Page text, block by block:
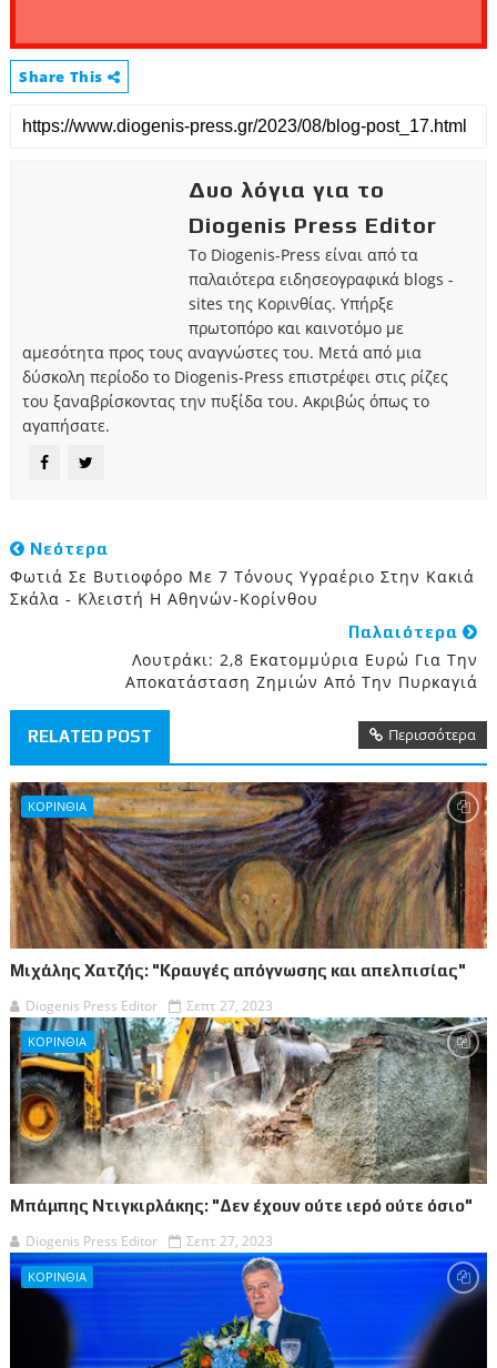
Share This
Δυο λόγια για το
Diogenis Press Editor
Το Diogenis-Press είναι από τα
παλαιότερα ειδησεογραφικά blogs -
sites της Κορινθίας. Υπήρξε
πρωτοπόρο και καινοτόμο με
αμεσότητα προς τους αναγνώστες του. Μετά από μια
δύσκολη περίοδο το Diogenis-Press επιστρέφει στις ρίζες
του ξαναβρίσκοντας την πυξίδα του. Ακριβώς όπως το
αγαπήσατε.
Νεότερα
Φωτιά Σε Βυτιοφόρο Με 7 Τόνους Υγραέριο Στην Κακιά
Σκάλα - Κλειστή Η Αθηνών-Κορίνθου
Παλαιότερα
Λουτράκι: 2,8 Εκατομμύρια Ευρώ Για Την
Αποκατάσταση Ζημιών Από Την Πυρκαγιά
RELATED POST Περισσότερα
ΚΟΡΙΝΘΙA
Μιχάλης Χατζής: "Κραυγές απόγνωσης και απελπισίας"
Diogenis Press Editor
Σεπτ 27, 2023
ΚΟΡΙΝΘΙΑ
Μπάμπης Ντιγκιρλάκης: "Δεν έχουν ούτε ιερό ούτε όσιο"
Diogenis Press Editor
Σεπτ 27, 2023
ΚΟΡΙΝΘΙΑ